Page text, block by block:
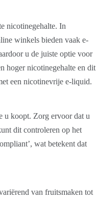
nicotinegehalte. In
winkels bieden vaak e-
u de juiste optie voor
hoger nicotinegehalte en dit
een nicotinevrije e-liquid.
u koopt. Zorg ervoor dat u
dit controleren op het
wat betekent dat
van fruitsmaken tot